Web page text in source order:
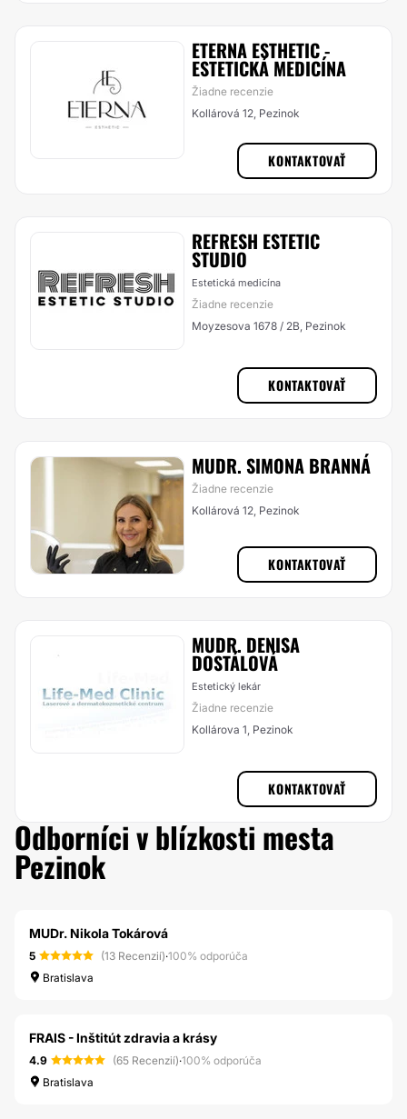
ETERNA ESTHETIC -
ESTETICKÁ MEDICÍNA
Žiadne recenzie
Kollárová 12, Pezinok
KONTAKTOVAŤ
REFRESH ESTETIC
STUDIO
Estetická medicína
Žiadne recenzie
Moyzesova 1678 / 2B, Pezinok
KONTAKTOVAŤ
MUDR. SIMONA BRANNÁ
Žiadne recenzie
Kollárová 12, Pezinok
KONTAKTOVAŤ
MUDR. DENISA
DOSTÁLOVÁ
Estetický lekár
Žiadne recenzie
Kollárova 1, Pezinok
KONTAKTOVAŤ
Odborníci v blízkosti mesta
Pezinok
MUDr. Nikola Tokárová
5 (13 Recenzií)·100% odporúča
Bratislava
FRAIS - Inštitút zdravia a krásy
4.9 (65 Recenzií)·100% odporúča
Bratislava